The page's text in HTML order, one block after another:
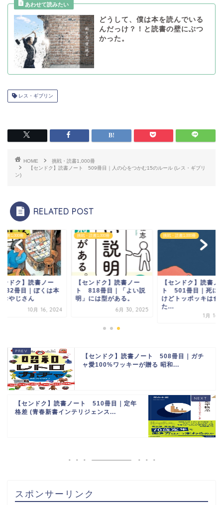
どうして、僕は本を読んでいる
んだっけ？！と読書の壁にぶつ
かった。
レス・ギブリン
HOME
挑戦・読書1,000冊
【センドク】読書ノート 509冊目｜人の心をつかむ15のルール (レス・ギブリ
ン)
RELATED POST
読書1,000冊
ンドク】読書ノー
冊目｜ぼくは本
おやじさん
10月 16, 2024
挑戦・読書1,000冊
【センドク】読書ノー
ト 818冊目｜「よい説
明」には型がある。
6月 30, 2025
挑戦・読書1,000冊
【センドク】読書ノ
ト 501冊目｜死に
けどトッポッキは食
た...
1月 14,
【センドク】読書ノート 508冊目｜ガチ
ャ愛100%ワッキーが贈る 昭和...
【センドク】読書ノート 510冊目｜定年
格差 (青春新書インテリジェンス...
スポンサーリンク